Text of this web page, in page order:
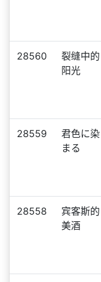
28560
裂缝中的
阳光
28559
君色に染
まる
28558
宾客斯的
美酒